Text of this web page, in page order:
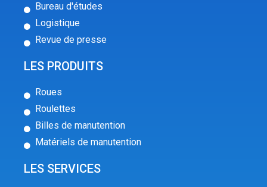
Bureau d'études
Logistique
Revue de presse
LES PRODUITS
Roues
Roulettes
Billes de manutention
Matériels de manutention
LES SERVICES